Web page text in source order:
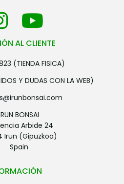
AL CLIENTE
(TIENDA FISICA)
Y DUDAS CON LA WEB)
BONSAI
Arbide 24
Irun (Gipuzkoa)
Spain